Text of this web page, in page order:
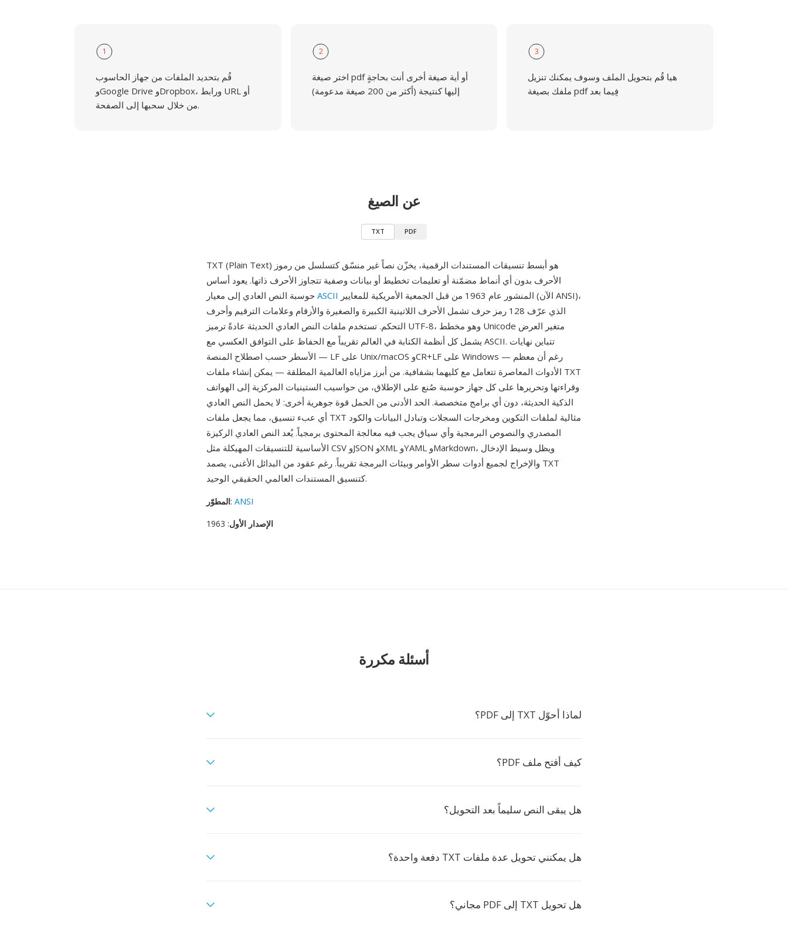
1
قُم بتحديد الملفات من جهاز الحاسوب
وGoogle Drive وDropbox، ورابط URL أو
من خلال سحبها إلى الصفحة.
2
اختر صيغة pdf أو أية صيغة أخرى أنت بحاجةٍ
إليها كنتيجة (أكثر من 200 صيغة مدعومة)
3
هيا قُم بتحويل الملف وسوف يمكنك تنزيل
ملفك بصيغة pdf فِيما بعد
عن الصيغ
TXT PDF
TXT (Plain Text) هو أبسط تنسيقات المستندات الرقمية، يخزّن نصاً غير منسّق كتسلسل من رموز
الأحرف بدون أي أنماط مضمّنة أو تعليمات تخطيط أو بيانات وصفية تتجاوز الأحرف ذاتها. يعود أساس
ASCII
الذي عرّف 128 رمز حرف تشمل الأحرف اللاتينية الكبيرة والصغيرة والأرقام وعلامات الترقيم وأحرف
التحكم. تستخدم ملفات النص العادي الحديثة عادةً ترميز UTF-8، وهو مخطط Unicode متغير العرض
يشمل كل أنظمة الكتابة في العالم تقريباً مع الحفاظ على التوافق العكسي مع ASCII. تتباين نهايات
الأسطر حسب اصطلاح المنصة — LF على Unix/macOS وCR+LF على Windows — رغم أن معظم
الأدوات المعاصرة تتعامل مع كليهما بشفافية. من أبرز مزاياه العالمية المطلقة — يمكن إنشاء ملفات TXT
وقراءتها وتحريرها على كل جهاز حوسبة صُنع على الإطلاق، من حواسيب الستينيات المركزية إلى الهواتف
الذكية الحديثة، دون أي برامج متخصصة. الحد الأدنى من الحمل قوة جوهرية أخرى: لا يحمل النص العادي
أي عبء تنسيق، مما يجعل ملفات TXT مثالية لملفات التكوين ومخرجات السجلات وتبادل البيانات والكود
المصدري والنصوص البرمجية وأي سياق يجب فيه معالجة المحتوى برمجياً. يُعد النص العادي الركيزة
الأساسية للتنسيقات المهيكلة مثل CSV وJSON وXML وYAML وMarkdown، ويظل وسيط الإدخال
والإخراج لجميع أدوات سطر الأوامر وبيئات البرمجة تقريباً. رغم عقود من البدائل الأغنى، يصمد TXT
كتنسيق المستندات العالمي الحقيقي الوحيد.
المطوّر: ANSI
الإصدار الأول: 1963
أسئلة مكررة
لماذا أحوّل TXT إلى PDF؟
كيف أفتح ملف PDF؟
هل يبقى النص سليماً بعد التحويل؟
هل يمكنني تحويل عدة ملفات TXT دفعة واحدة؟
هل تحويل TXT إلى PDF مجاني؟